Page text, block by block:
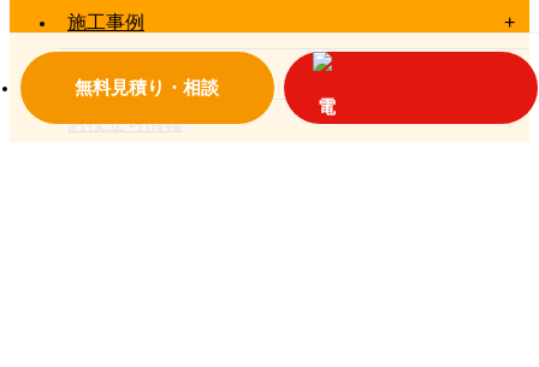
無料見積り・相談
施工事例
お役立ち情報